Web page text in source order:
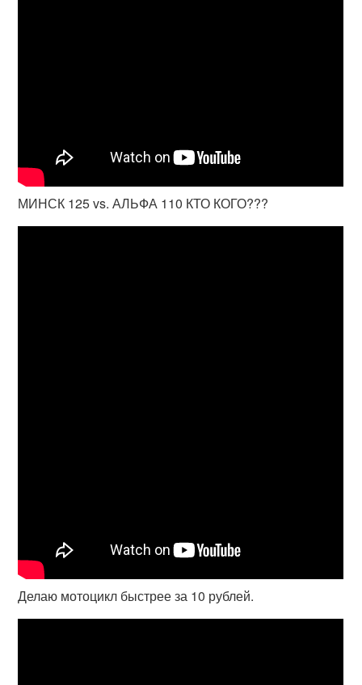
МИНСК 125 vs. АЛЬФА 110 КТО КОГО???
Делаю мотоцикл быстрее за 10 рублей.